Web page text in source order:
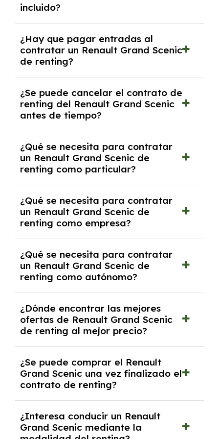
acordado.
incluido?
Grand Scenic con el seguro a todo riesgo sin
franquicia incluido dentro de las cuotas
mensuales.
¿Hay que pagar entradas al
contratar un Renault Grand Scenic
de renting?
tendrás que pagar ningún tipo de entrada
salvo en casos que lo exija el proveedor
debido al resultado del estudio de viabilidad
económica.
¿Se puede cancelar el contrato de
renting del Renault Grand Scenic
antes de tiempo?
pero puede haber penalizaciones por
cancelación anticipada. Es importante revisar
las condiciones del contrato y hablar con un
experto que te asesore.
¿Qué se necesita para contratar
un Renault Grand Scenic de
renting como particular?
y, en algunos casos, una consulta de solvencia
crediticia y un pago inicial.
¿Qué se necesita para contratar
un Renault Grand Scenic de
renting como empresa?
documentación financiera y, en algunos
casos, un informe de solvencia de la empresa
y un pago inicial.
¿Qué se necesita para contratar
un Renault Grand Scenic de
renting como autónomo?
autónomos, justificante de ingresos y, en
algunos casos, un informe fiscal y un pago
inicial.
¿Dónde encontrar las mejores
ofertas de Renault Grand Scenic
de renting al mejor precio?
mejores ofertas de vehículos de renting con
todos los gastos incluidos y sin pagar
entradas.
¿Se puede comprar el Renault
Grand Scenic una vez finalizado el
contrato de renting?
renting se puede adquirir el coche. En este
caso tendrán que analizar los años, la
¿Interesa conducir un Renault
Grand Scenic mediante la